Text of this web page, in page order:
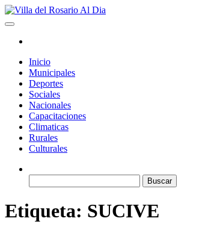
Saltar
al
Inicio
Municipales
Deportes
Sociales
Nacionales
Capacitaciones
Climaticas
Rurales
Culturales
Etiqueta: SUCIVE